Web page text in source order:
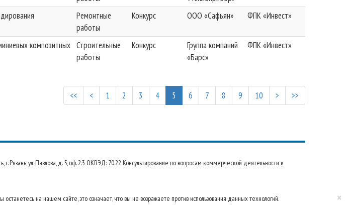
Ремонтные
работы
Конкурс ООО «Сафьян» ФПК «Инвест»
композитных Строительные
работы
Конкурс
Группа компаний
«Барс»
ФПК «Инвест»
<< < 1 2 3 4 5 6 7 8 9 10 > >>
ул. Павлова, д. 5, оф. 2.3 ОКВЭД: 70.22 Консультирование по вопросам коммерческой деятельности и
×
на нашем сайте, это означает, что вы не возражаете против использования данных технологий.